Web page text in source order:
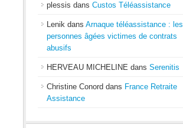
plessis dans Custos Téléassistance
Lenik dans Arnaque téléassistance : les
personnes âgées victimes de contrats
abusifs
HERVEAU MICHELINE dans Serenitis
Christine Conord dans France Retraite
Assistance